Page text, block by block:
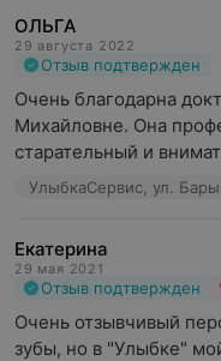
ОЛЬГА
29 августа 2022
Отзыв подтвержден
Очень благодарна
Михайловне. Она
старательный и
УлыбкаСервис, ул.
Екатерина
29 мая 2021
Отзыв подтвержден
Очень отзывчивый
зубы, но в "Улыбке"